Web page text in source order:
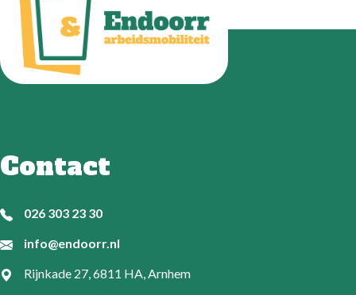
Contact
026 303 23 30
info@endoorr.nl
Rijnkade 27, 6811 HA, Arnhem